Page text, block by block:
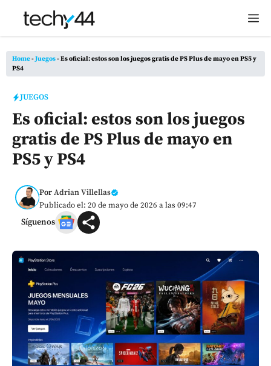
Saltar
Home-Juegos-Es oficial: estos son los juegos gratis de PS Plus de mayo en PS5 y
PS4
JUEGOS
Es oficial: estos son los juegos
gratis de PS Plus de mayo en
PS5 y PS4
PorAdrian Villellas
Publicado el: 20 de mayo de 2026 a las 09:47
Síguenos